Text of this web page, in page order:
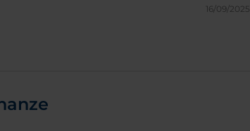
un
(unica pecca il bagno: piccolo e
16/09/2025